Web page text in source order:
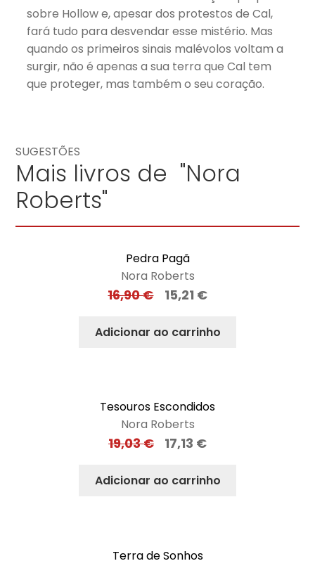
sobre Hollow e, apesar dos protestos de Cal,
fará tudo para desvendar esse mistério. Mas
quando os primeiros sinais malévolos voltam a
surgir, não é apenas a sua terra que Cal tem
que proteger, mas também o seu coração.
SUGESTÕES
Mais livros de "Nora
Roberts"
Pedra Pagã
Nora Roberts
16,90€ 15,21 €
Adicionar ao carrinho
Tesouros Escondidos
Nora Roberts
19,03€ 17,13 €
Adicionar ao carrinho
Terra de Sonhos